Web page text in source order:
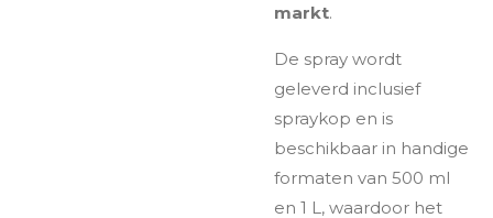
markt.
De spray wordt
geleverd inclusief
spraykop en is
beschikbaar in handige
formaten van 500 ml
en 1 L, waardoor het